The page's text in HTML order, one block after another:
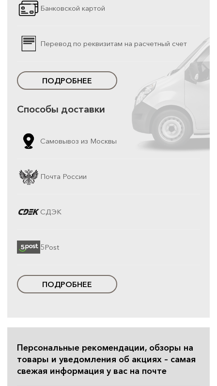
Банковской картой
Перевод по реквизитам на расчетный счет
ПОДРОБНЕЕ
Способы доставки
Самовывоз из Москвы
Почта России
СДЭК
5Post
ПОДРОБНЕЕ
Персональные рекомендации, обзоры на
товары и уведомления об акциях – самая
свежая информация у вас на почте